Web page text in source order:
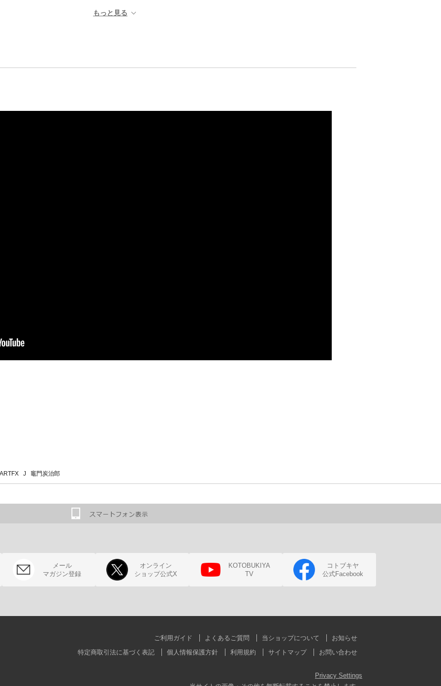
J 竈門炭治郎
メール
マガジン登録
オンライン
ショップ公式X
KOTOBUKIYA
TV
コトブキヤ
公式Facebook
ご利用ガイド よくあるご質問 当ショップについて
お知らせ
特定商取引法に基づく表記
個人情報保護方針 利用規約 サイトマップ お問い合わせ
Privacy Settings